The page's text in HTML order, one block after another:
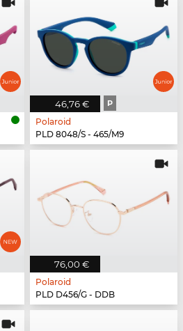
46,76 € P
Polaroid
PLD 8048/S - 465/M9
76,00 €
Polaroid
PLD D456/G - DDB